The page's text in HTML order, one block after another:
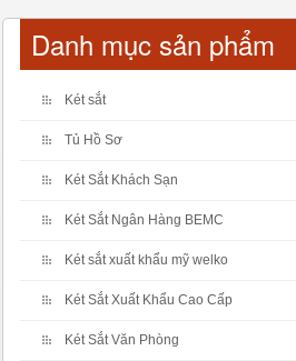
Danh mục sản phẩm
Két sắt
Tủ Hồ Sơ
Két Sắt Khách Sạn
Két Sắt Ngân Hàng BEMC
Két sắt xuất khẩu mỹ welko
Két Sắt Xuất Khẩu Cao Cấp
Két Sắt Văn Phòng